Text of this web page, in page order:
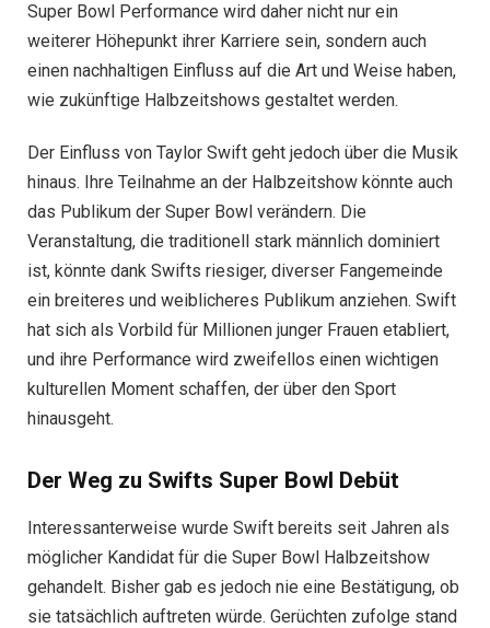
Super Bowl Performance wird daher nicht nur ein
weiterer Höhepunkt ihrer Karriere sein, sondern auch
einen nachhaltigen Einfluss auf die Art und Weise haben,
wie zukünftige Halbzeitshows gestaltet werden.
Der Einfluss von Taylor Swift geht jedoch über die Musik
hinaus. Ihre Teilnahme an der Halbzeitshow könnte auch
das Publikum der Super Bowl verändern. Die
Veranstaltung, die traditionell stark männlich dominiert
ist, könnte dank Swifts riesiger, diverser Fangemeinde
ein breiteres und weiblicheres Publikum anziehen. Swift
hat sich als Vorbild für Millionen junger Frauen etabliert,
und ihre Performance wird zweifellos einen wichtigen
kulturellen Moment schaffen, der über den Sport
hinausgeht.
Der Weg zu Swifts Super Bowl Debüt
Interessanterweise wurde Swift bereits seit Jahren als
möglicher Kandidat für die Super Bowl Halbzeitshow
gehandelt. Bisher gab es jedoch nie eine Bestätigung, ob
sie tatsächlich auftreten würde. Gerüchten zufolge stand